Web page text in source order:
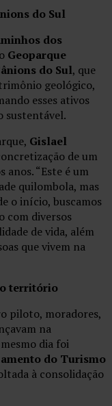
do Sul
dos
Geoparque
do Sul, que
geológico,
esses ativos
sustentável.
Gislael
de um
“Este é um
quilombola, mas
o início, buscamos
com diversos
de vida, além
que vivem na
território
piloto, moradores,
na
dia foi
do Turismo
à consolidação